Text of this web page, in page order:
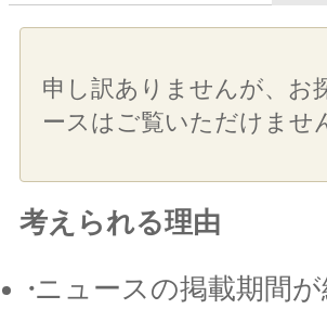
申し訳ありませんが、お
ースはご覧いただけませ
考えられる理由
ニュースの掲載期間